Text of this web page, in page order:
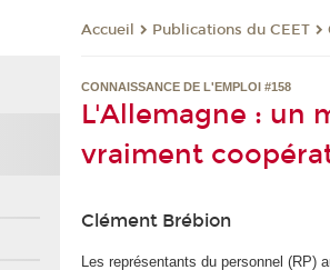
Accueil Publications du CEET
CONNAISSANCE DE L'EMPLOI #158
L'Allemagne : un
vraiment
Clément Brébion
Les représentants du personnel